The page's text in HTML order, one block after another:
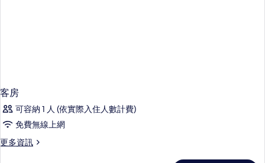
客房
可容納 1 人 (依實際入住人數計費)
免費無線上網
更多資訊
更